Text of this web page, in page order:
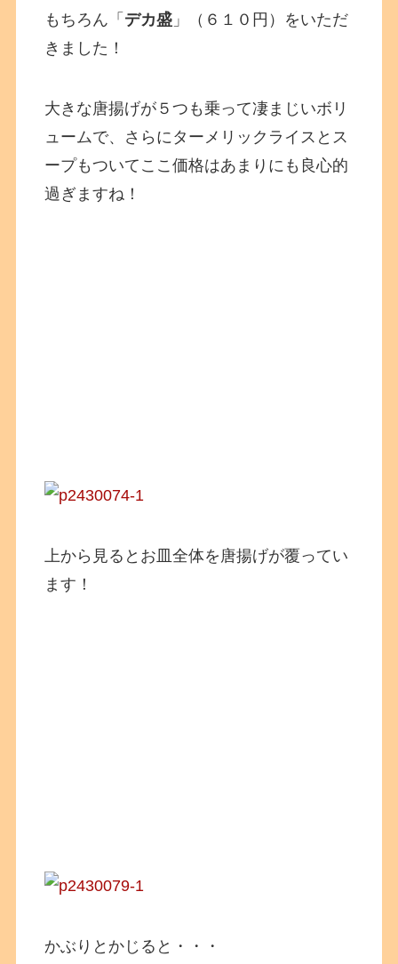
もちろん「 デカ盛 」（６１０円）をいただ
きました！
大きな唐揚げが５つも乗って凄まじいボリ
ュームで、さらにターメリックライスとス
ープもついてここ価格はあまりにも良心的
過ぎますね！
上から見るとお皿全体を唐揚げが覆ってい
ます！
かぶりとかじると・・・